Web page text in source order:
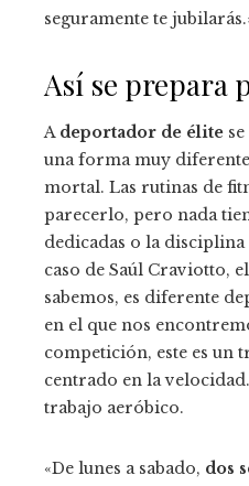
seguramente te
Así se prepara
A deportador de élite
una forma muy
mortal. Las rutinas de
parecerlo, pero nada
dedicadas o la
caso de Saúl Craviotto,
sabemos, es diferente
en el que nos
competición, este es un
centrado en la
trabajo aeróbico.
«De lunes a sabado, dos